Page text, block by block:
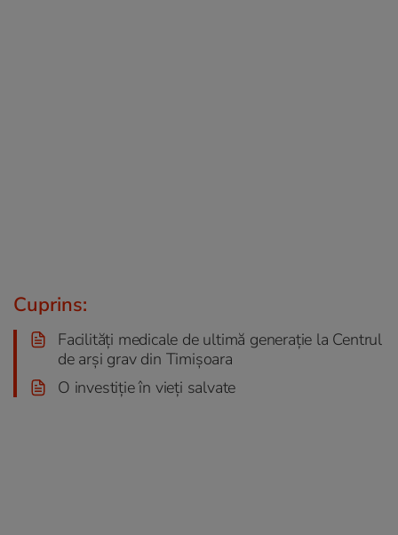
Cuprins:
Facilități medicale de ultimă generație la Centrul
de arși grav din Timișoara
O investiție în vieți salvate